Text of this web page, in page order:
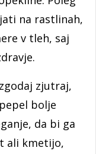
na rastlinah,
v tleh, saj
zjutraj,
bolje
da bi ga
ali kmetijo,